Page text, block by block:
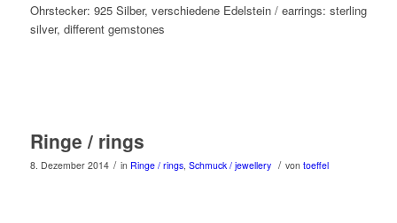
Ohrstecker: 925 Silber, verschiedene Edelstein / earrings: sterling
silver, different gemstones
Ringe / rings
8. Dezember 2014 / in Ringe / rings, Schmuck / jewellery / von toeffel